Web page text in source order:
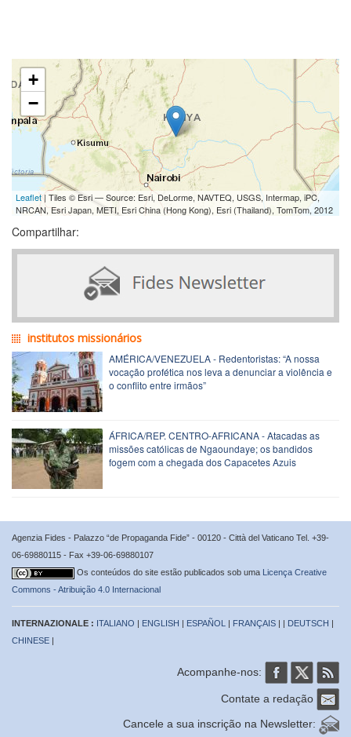
+
−
Leaflet| Tiles © Esri — Source: Esri, DeLorme, NAVTEQ, USGS, Intermap, iPC,
NRCAN, Esri Japan, METI, Esri China (Hong Kong), Esri (Thailand), TomTom, 2012
Compartilhar:
institutos missionários
AMÉRICA/VENEZUELA - Redentoristas: “A nossa
vocação profética nos leva a denunciar a violência e
o conflito entre irmãos”
ÁFRICA/REP. CENTRO-AFRICANA - Atacadas as
missões católicas de Ngaoundaye; os bandidos
fogem com a chegada dos Capacetes Azuis
Agenzia Fides - Palazzo “de Propaganda Fide” - 00120 - Città del Vaticano Tel. +39-
06-69880115 - Fax +39-06-69880107
Os conteúdos do site estão publicados sob uma Licença Creative
Commons - Atribuição 4.0 Internacional
INTERNAZIONALE : ITALIANO | ENGLISH | ESPAÑOL | FRANÇAIS | | DEUTSCH |
CHINESE |
Acompanhe-nos:
Contate a redação
Cancele a sua inscrição na Newsletter: